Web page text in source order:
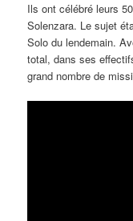
Ils ont célébré leurs
Solenzara. Le sujet
Solo du lendemain.
total, dans ses
grand nombre de